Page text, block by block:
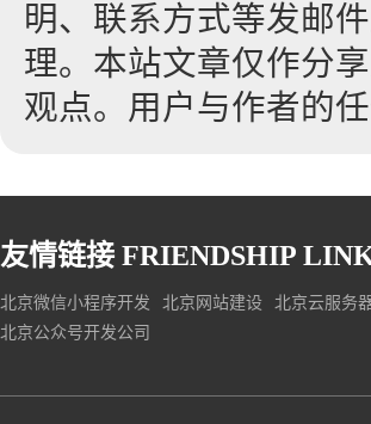
明、联系方式等发邮
理。本站文章仅作分
观点。用户与作者的
友情链接 FRIENDSHIP
北京微信小程序开发 北京网站建设 北京云服务
北京公众号开发公司